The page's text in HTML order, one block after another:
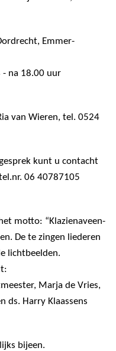
Emmer-
- na 18.00 uur
van Wieren, tel. 0524
kunt u contacht
06 40787105
motto: “Klazienaveen-
De te zingen liederen
lichtbeelden.
Marja de Vries,
ds. Harry Klaassens
bijeen.